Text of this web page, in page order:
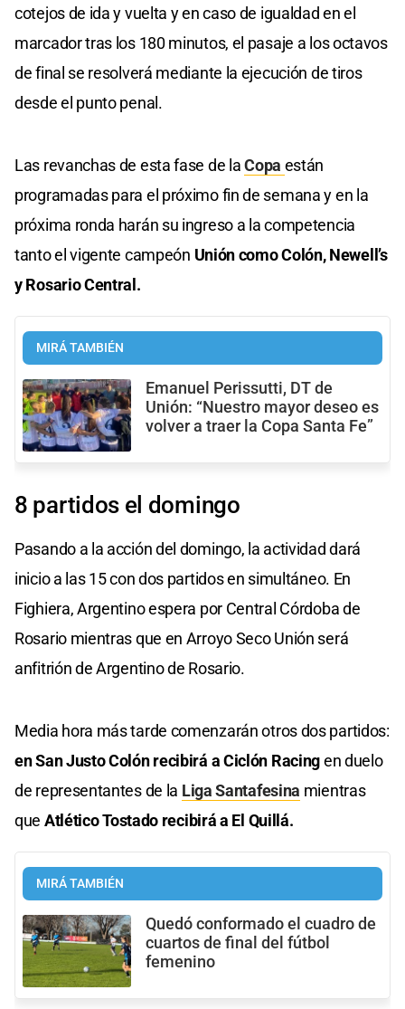
cotejos de ida y vuelta y en caso de igualdad en el
marcador tras los 180 minutos, el pasaje a los octavos
de final se resolverá mediante la ejecución de tiros
desde el punto penal.
Las revanchas de esta fase de laCopa están
programadas para el próximo fin de semana y en la
próxima ronda harán su ingreso a la competencia
tanto el vigente campeón Unión como Colón, Newell’s
y Rosario Central.
MIRÁ TAMBIÉN
Emanuel Perissutti, DT de
Unión: “Nuestro mayor deseo es
volver a traer la Copa Santa Fe”
8 partidos el domingo
Pasando a la acción del domingo, la actividad dará
inicio a las 15 con dos partidos en simultáneo. En
Fighiera, Argentino espera por Central Córdoba de
Rosario mientras que en Arroyo Seco Unión será
anfitrión de Argentino de Rosario.
Media hora más tarde comenzarán otros dos partidos:
en San Justo Colón recibirá a Ciclón Racingen duelo
de representantes de la Liga Santafesina mientras
que Atlético Tostado recibirá a El Quillá.
MIRÁ TAMBIÉN
Quedó conformado el cuadro de
cuartos de final del fútbol
femenino